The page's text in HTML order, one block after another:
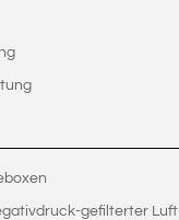
gefilterter Luft